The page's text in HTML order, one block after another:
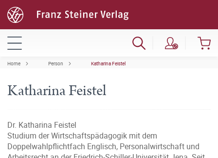
Home Person Katharina Feistel
Katharina Feistel
Dr. Katharina Feistel
Studium der Wirtschaftspädagogik mit dem
Doppelwahlpflichtfach Englisch, Personalwirtschaft und